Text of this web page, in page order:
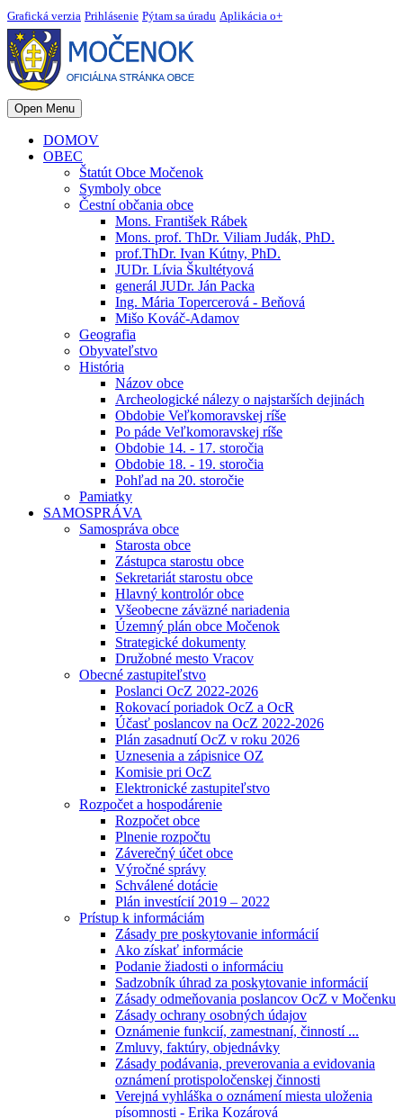
Grafická verzia Prihlásenie Pýtam sa úradu Aplikácia o+
Open Menu
DOMOV
OBEC
Štatút Obce Močenok
Symboly obce
Čestní občania obce
Mons. František Rábek
Mons. prof. ThDr. Viliam Judák, PhD.
prof.ThDr. Ivan Kútny, PhD.
JUDr. Lívia Škultétyová
generál JUDr. Ján Packa
Ing. Mária Topercerová - Beňová
Mišo Kováč-Adamov
Geografia
Obyvateľstvo
História
Názov obce
Archeologické nálezy o najstarších dejinách
Obdobie Veľkomoravskej ríše
Po páde Veľkomoravskej ríše
Obdobie 14. - 17. storočia
Obdobie 18. - 19. storočia
Pohľad na 20. storočie
Pamiatky
SAMOSPRÁVA
Samospráva obce
Starosta obce
Zástupca starostu obce
Sekretariát starostu obce
Hlavný kontrolór obce
Všeobecne záväzné nariadenia
Územný plán obce Močenok
Strategické dokumenty
Družobné mesto Vracov
Obecné zastupiteľstvo
Poslanci OcZ 2022-2026
Rokovací poriadok OcZ a OcR
Účasť poslancov na OcZ 2022-2026
Plán zasadnutí OcZ v roku 2026
Uznesenia a zápisnice OZ
Komisie pri OcZ
Elektronické zastupiteľstvo
Rozpočet a hospodárenie
Rozpočet obce
Plnenie rozpočtu
Záverečný účet obce
Výročné správy
Schválené dotácie
Plán investícií 2019 – 2022
Prístup k informáciám
Zásady pre poskytovanie informácií
Ako získať informácie
Podanie žiadosti o informáciu
Sadzobník úhrad za poskytovanie informácií
Zásady odmeňovania poslancov OcZ v Močenku
Zásady ochrany osobných údajov
Oznámenie funkcií, zamestnaní, činností ...
Zmluvy, faktúry, objednávky
Zásady podávania, preverovania a evidovania
oznámení protispoločenskej činnosti
Verejná vyhláška o oznámení miesta uloženia
písomnosti - Erika Kozárová